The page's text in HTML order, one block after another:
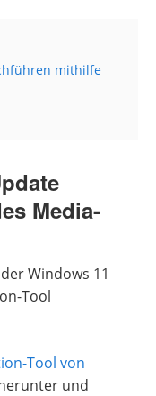
mithilfe
Media-
Windows 11
Tool
Tool von
und